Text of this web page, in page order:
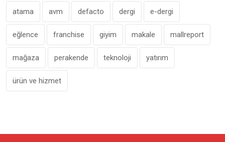
atama avm defacto dergi e-dergi
eğlence franchise giyim makale mallreport
mağaza perakende teknoloji yatırım
ürün ve hizmet